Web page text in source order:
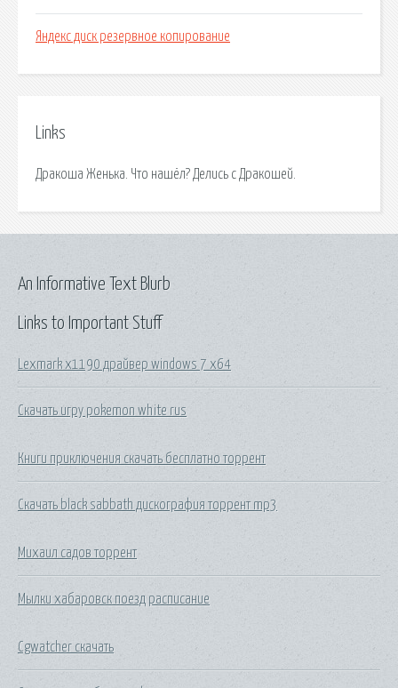
Яндекс диск резервное копирование
Links
Дракоша Женька. Что нашёл? Делись с Дракошей.
Links to Important Stuff
Lexmark x1190 драйвер windows 7 x64
Скачать игру pokemon white rus
Книги приключения скачать бесплатно торрент
Скачать black sabbath дискография торрент mp3
Михаил садов торрент
Мылки хабаровск поезд расписание
Cgwatcher скачать
An Informative Text Blurb